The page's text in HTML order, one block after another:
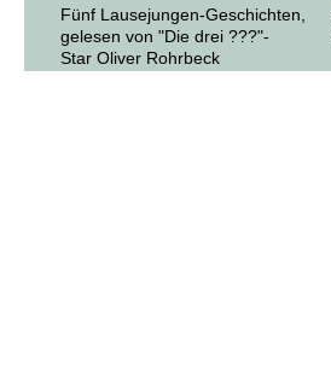
Fünf Lausejungen-Geschichten,
gelesen von "Die drei ???"-
Star Oliver Rohrbeck